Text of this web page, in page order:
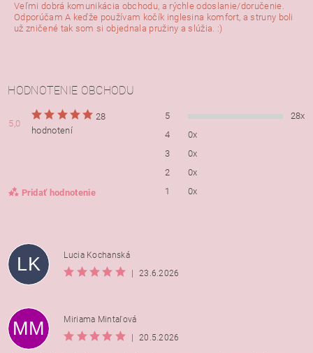
Veľmi dobrá komunikácia obchodu, a rýchle odoslanie/doručenie.
Odporúčam A keďže používam kočík inglesina komfort, a struny boli
už zničené tak som si objednala pružiny a slúžia. :)
HODNOTENIE OBCHODU
5,0
28
hodnotení
Pridať hodnotenie
5
28x
4
0x
3
0x
2
0x
1
0x
LK
Lucia Kochanská
23.6.2026
MM
Miriama Mintaľová
20.5.2026